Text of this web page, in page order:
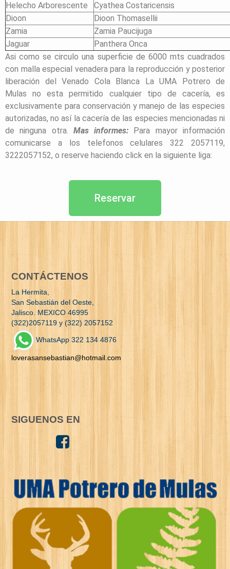
Helecho Arborescente
Cyathea Costaricensis
Dioon
Dioon Thomasellii
Zamia
Zamia Paucijuga
Jaguar
Panthera Onca
Asi como se circulo una superficie de 6000 mts cuadrados
con malla especial venadera para la reproducción y posterior
liberación del Venado Cola Blanca La UMA Potrero de
Mulas no esta permitido cualquier tipo de cacería, es
exclusivamente para conservación y manejo de las especies
autorizadas, no así la cacería de las especies mencionadas ni
de ninguna otra. Mas informes: Para mayor información
comunicarse a los telefonos celulares 322 2057119,
3222057152, o reserve haciendo click en la siguiente liga:
Reservar
CONTÁCTENOS
La Hermita,
San Sebastián del Oeste,
Jalisco. MEXICO 46995
(322)2057119 y (322) 2057152
WhatsApp 322 134 4876
loverasansebastian@hotmail.com
SIGUENOS EN